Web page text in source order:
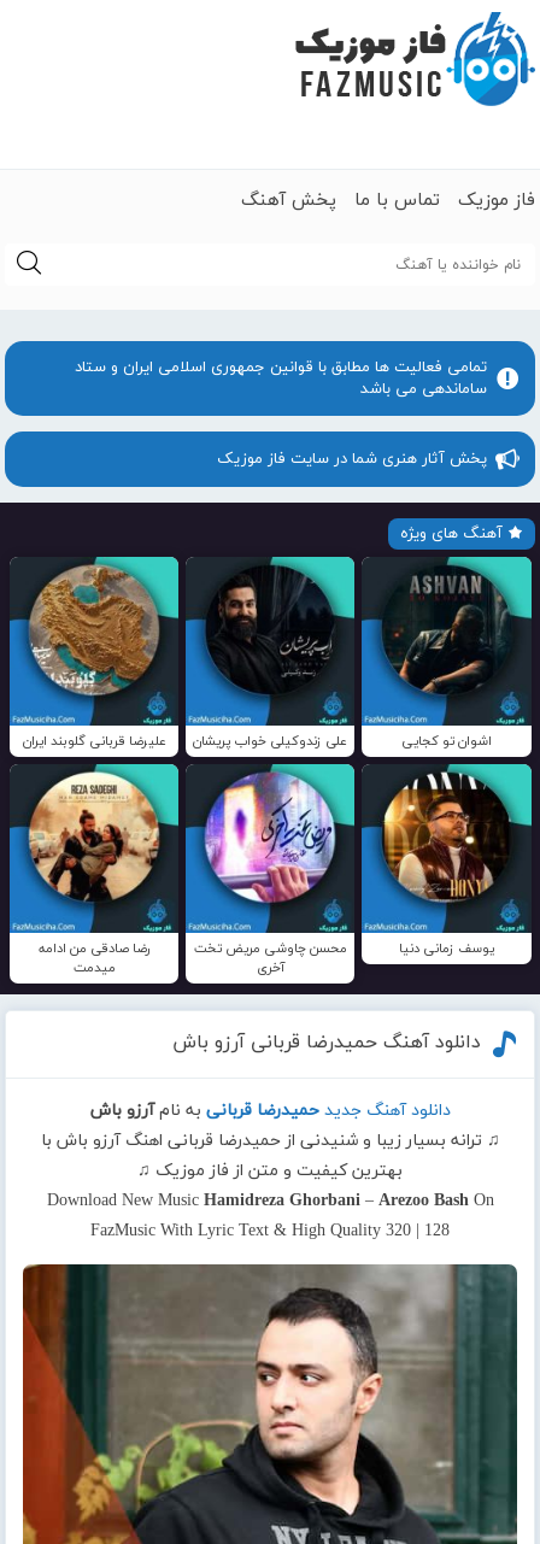
فاز موزیک تماس با ما پخش آهنگ
تمامی فعالیت ها مطابق با قوانین جمهوری اسلامی ایران و ستاد
ساماندهی می باشد
پخش آثار هنری شما در سایت فاز موزیک
آهنگ های ویژه
اشوان تو کجایی علی زندوکیلی خواب پریشان علیرضا قربانی گلوبند ایران
یوسف زمانی دنیا
محسن چاوشی مریض تخت
آخری
رضا صادقی من ادامه
میدمت
دانلود آهنگ حمیدرضا قربانی آرزو باش
دانلود آهنگ جدید حمیدرضا قربانی به نامآرزو باش
♫ ترانه بسیار زیبا و شنیدنی از حمیدرضا قربانی اهنگ آرزو باش با
بهترین کیفیت و متن از فاز موزیک ♫
Download New Music Hamidreza Ghorbani– Arezoo BashOn
FazMusic With Lyric Text & High Quality 320 | 128